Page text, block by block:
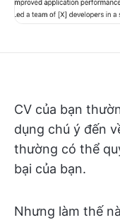
CV của bạn
dụng chú ý đến
thường có thể
bại của bạn.
Nhưng làm thế